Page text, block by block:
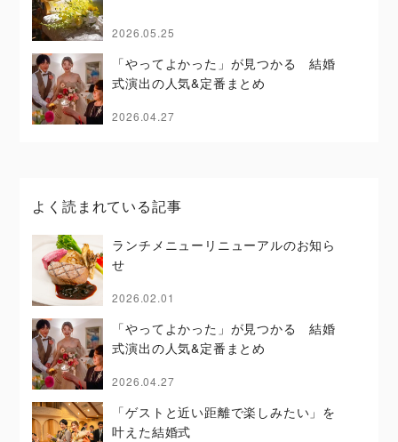
2026.05.25
「やってよかった」が見つかる 結婚
式演出の人気&定番まとめ
2026.04.27
よく読まれている記事
ランチメニューリニューアルのお知ら
せ
2026.02.01
「やってよかった」が見つかる 結婚
式演出の人気&定番まとめ
2026.04.27
「ゲストと近い距離で楽しみたい」を
叶えた結婚式